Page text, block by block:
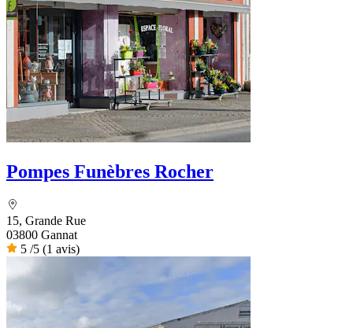
Pompes Funèbres Rocher
15, Grande Rue
03800 Gannat
5 /5 (1 avis)